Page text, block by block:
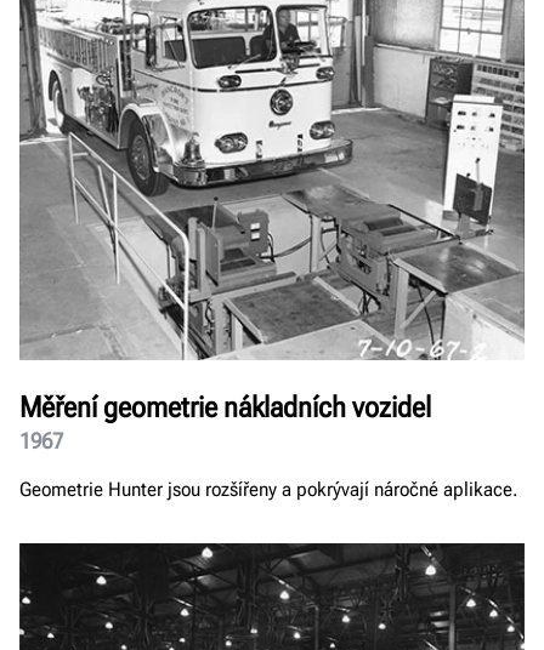
Měření geometrie nákladních vozidel
1967
Geometrie Hunter jsou rozšířeny a pokrývají náročné aplikace.